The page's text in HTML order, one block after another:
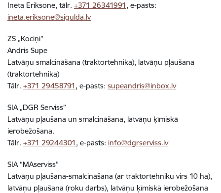
Ineta Eriksone, tālr. +371 26341991, e-pasts:
ineta.eriksone@sigulda.lv
ZS „Kociņi”
Andris Supe
Latvāņu smalcināšana (traktortehnika), latvāņu pļaušana
(traktortehnika)
Tālr. +371 29458791, e-pasts: supeandris@inbox.lv
SIA „DGR Serviss”
Latvāņu pļaušana un smalcināšana, latvāņu ķīmiskā
ierobežošana.
Tālr. +371 29244301, e-pasts: info@dgrserviss.lv
SIA “MAserviss”
Latvāņu pļaušana-smalcināšana (ar traktortehniku virs 10 ha),
latvāņu pļaušana (roku darbs), latvāņu ķīmiskā ierobežošana